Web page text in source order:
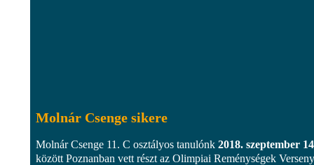
Molnár Csenge sikere
Molnár Csenge 11. C osztályos tanulónk 2018. szeptember
között Poznanban vett részt az Olimpiai Reménységek